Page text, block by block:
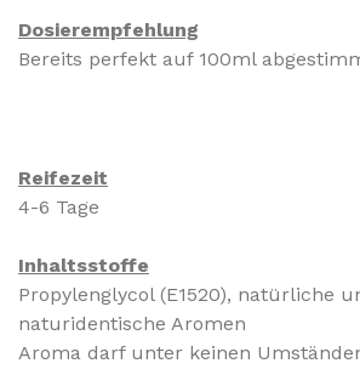
Dosierempfehlung
Bereits perfekt auf 100ml
Reifezeit
4-6 Tage
Inhaltsstoffe
Propylenglycol (E1520), natürliche
naturidentische Aromen
Aroma darf unter keinen